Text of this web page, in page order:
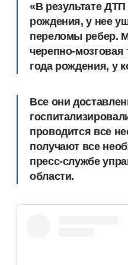
«В результате
рождения, у нее
переломы ребер.
черепно-мозговая
года рождения, у
Все они
проводится все
получают все
пресс-службе
области.